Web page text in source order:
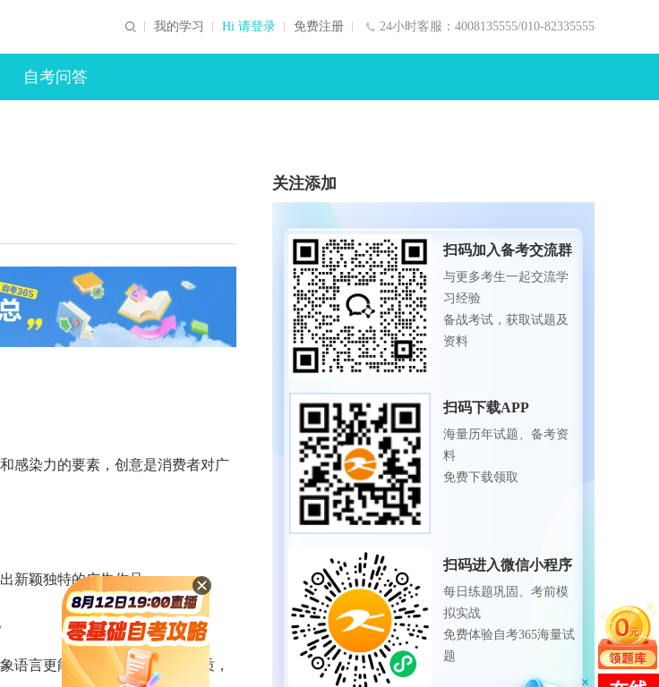
24小时客服：4008135555/010-82335555
我的学习 Hi 请登录 免费注册
自考问答
感染力的要素，创意是消费者对广
新颖独特的广告作品。
言更能表现出具体的商品特质，
关注添加
扫码加入备考交流群
与更多考生一起交流学
习经验
备战考试，获取试题及
资料
扫码下载APP
海量历年试题、备考资
料
免费下载领取
扫码进入微信小程序
每日练题巩固、考前模
拟实战
免费体验自考365海量试
题